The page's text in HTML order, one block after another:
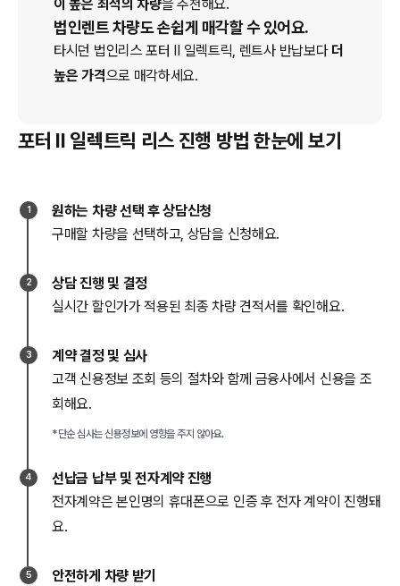
이 높은 최적의 차량을 추천해요.
법인렌트 차량도 손쉽게 매각할 수 있어요.
타시던 법인리스 포터 II 일렉트릭 , 렌트사 반납보다 더
높은 가격으로 매각하세요.
포터 II 일렉트릭 리스 진행 방법 한눈에 보기
1
원하는 차량 선택 후 상담신청
구매할 차량을 선택하고, 상담을 신청해요.
2
상담 진행 및 결정
실시간 할인가가 적용된 최종 차량 견적서를 확인해요.
3
계약 결정 및 심사
고객 신용정보 조회 등의 절차와 함께 금융사에서 신용을 조
회해요.
*단순 심사는 신용정보에 영향을 주지 않아요.
4
선납금 납부 및 전자계약 진행
전자계약은 본인명의 휴대폰으로 인증 후 전자 계약이 진행돼
요.
5
안전하게 차량 받기